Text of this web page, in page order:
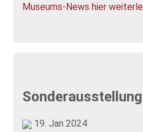
Museums-News hier
Sonderausstellung
19. Jan 2024